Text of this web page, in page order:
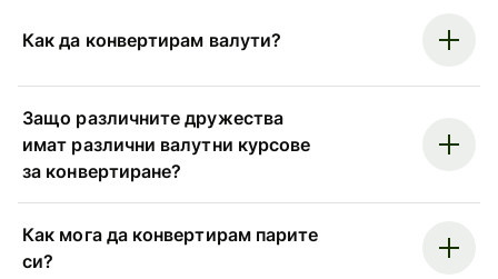
Как да конвертирам валути?
Защо различните дружества
имат различни валутни курсове
за конвертиране?
Как мога да конвертирам парите
си?